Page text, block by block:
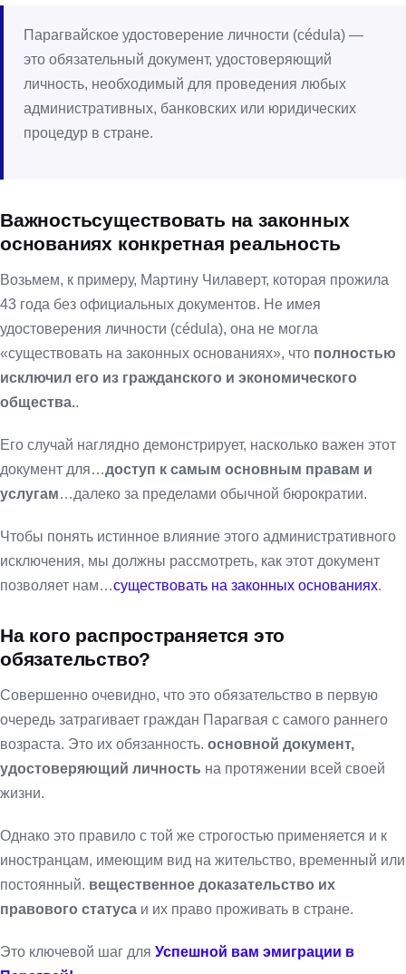
Парагвайское удостоверение личности (cédula) —
это обязательный документ, удостоверяющий
личность, необходимый для проведения любых
административных, банковских или юридических
процедур в стране.
Важностьсуществовать на законных
основаниях конкретная реальность
Возьмем, к примеру, Мартину Чилаверт, которая прожила
43 года без официальных документов. Не имея
удостоверения личности (cédula), она не могла
«существовать на законных основаниях», что полностью
исключил его из гражданского и экономического
общества..
Его случай наглядно демонстрирует, насколько важен этот
документ для…доступ к самым основным правам и
услугам…далеко за пределами обычной бюрократии.
Чтобы понять истинное влияние этого административного
исключения, мы должны рассмотреть, как этот документ
позволяет нам…существовать на законных основаниях.
На кого распространяется это
обязательство?
Совершенно очевидно, что это обязательство в первую
очередь затрагивает граждан Парагвая с самого раннего
возраста. Это их обязанность. основной документ,
удостоверяющий личность на протяжении всей своей
жизни.
Однако это правило с той же строгостью применяется и к
иностранцам, имеющим вид на жительство, временный или
постоянный. вещественное доказательство их
правового статуса и их право проживать в стране.
Это ключевой шаг для Успешной вам эмиграции в